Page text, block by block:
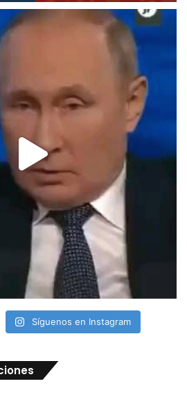
Síguenos en Instagram